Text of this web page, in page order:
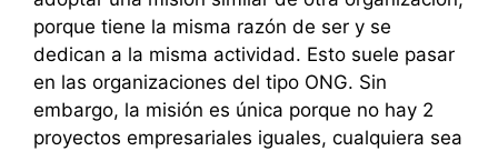
porque tiene la misma razón de ser y se
dedican a la misma actividad. Esto suele pasar
en las organizaciones del tipo ONG. Sin
embargo, la misión es única porque no hay 2
proyectos empresariales iguales, cualquiera sea